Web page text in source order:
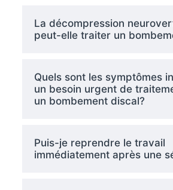
La décompression
peut-elle traiter un
Quels sont les symptômes
un besoin urgent de
un bombement discal?
Puis-je reprendre le travail
immédiatement après une